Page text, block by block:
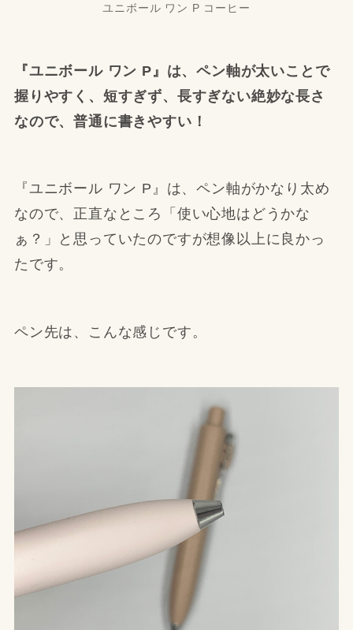
ユニボール ワン P コーヒー
『ユニボール ワン P』は、ペン軸が太いことで
握りやすく、短すぎず、長すぎない絶妙な長さ
なので、普通に書きやすい！
『ユニボール ワン P』は、ペン軸がかなり太め
なので、正直なところ「使い心地はどうかな
ぁ？」と思っていたのですが想像以上に良かっ
たです。
ペン先は、こんな感じです。